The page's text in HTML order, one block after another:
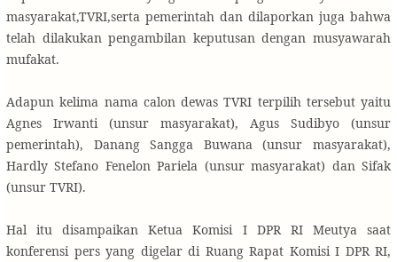
masyarakat,TVRI,serta pemerintah dan dilaporkan juga bahwa
telah dilakukan pengambilan keputusan dengan musyawarah
mufakat.
Adapun kelima nama calon dewas TVRI terpilih tersebut yaitu
Agnes Irwanti (unsur masyarakat), Agus Sudibyo (unsur
pemerintah), Danang Sangga Buwana (unsur masyarakat),
Hardly Stefano Fenelon Pariela (unsur masyarakat) dan Sifak
(unsur TVRI).
Hal itu disampaikan Ketua Komisi I DPR RI Meutya saat
konferensi pers yang digelar di Ruang Rapat Komisi I DPR RI,